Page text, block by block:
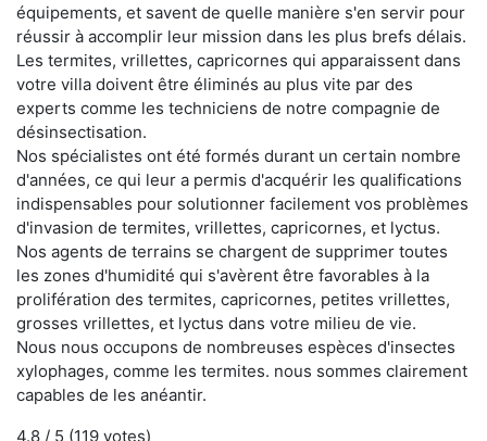
équipements, et savent de quelle manière s'en servir pour
réussir à accomplir leur mission dans les plus brefs délais.
Les termites, vrillettes, capricornes qui apparaissent dans
votre villa doivent être éliminés au plus vite par des
experts comme les techniciens de notre compagnie de
désinsectisation.
Nos spécialistes ont été formés durant un certain nombre
d'années, ce qui leur a permis d'acquérir les qualifications
indispensables pour solutionner facilement vos problèmes
d'invasion de termites, vrillettes, capricornes, et lyctus.
Nos agents de terrains se chargent de supprimer toutes
les zones d'humidité qui s'avèrent être favorables à la
prolifération des termites, capricornes, petites vrillettes,
grosses vrillettes, et lyctus dans votre milieu de vie.
Nous nous occupons de nombreuses espèces d'insectes
xylophages, comme les termites. nous sommes clairement
capables de les anéantir.
4.8 / 5 (119 votes)